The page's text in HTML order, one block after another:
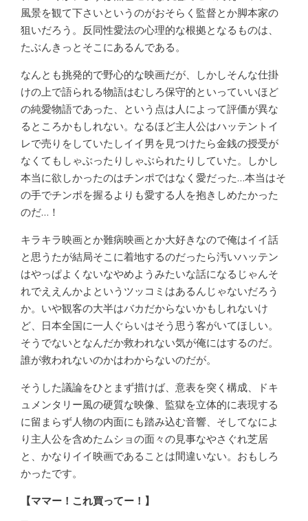
風景を観て下さいというのがおそらく監督とか脚本家の
狙いだろう。反同性愛法の心理的な根拠となるものは、
たぶんきっとそこにあるんである。
なんとも挑発的で野心的な映画だが、しかしそんな仕掛
けの上で語られる物語はむしろ保守的といっていいほど
の純愛物語であった、という点は人によって評価が異な
るところかもしれない。なるほど主人公はハッテントイ
レで売りをしていたしイイ男を見つけたら金銭の授受が
なくてもしゃぶったりしゃぶられたりしていた。しかし
本当に欲しかったのはチンポではなく愛だった…本当はそ
の手でチンポを握るよりも愛する人を抱きしめたかった
のだ…！
キラキラ映画とか難病映画とか大好きなので俺はイイ話
と思うたが結局そこに着地するのだったら汚いハッテン
はやっぱよくないなやめようみたいな話になるじゃんそ
れでええんかよというツッコミはあるんじゃないだろう
か。いや観客の大半はバカだからないかもしれないけ
ど、日本全国に一人ぐらいはそう思う客がいてほしい。
そうでないとなんだか救われない気が俺にはするのだ。
誰が救われないのかはわからないのだが。
そうした議論をひとまず措けば、意表を突く構成、ドキ
ュメンタリー風の硬質な映像、監獄を立体的に表現する
に留まらず人物の内面にも踏み込む音響、そしてなによ
り主人公を含めたムショの面々の見事なやさぐれ芝居
と、かなりイイ映画であることは間違いない。おもしろ
かったです。
【ママー！これ買ってー！】